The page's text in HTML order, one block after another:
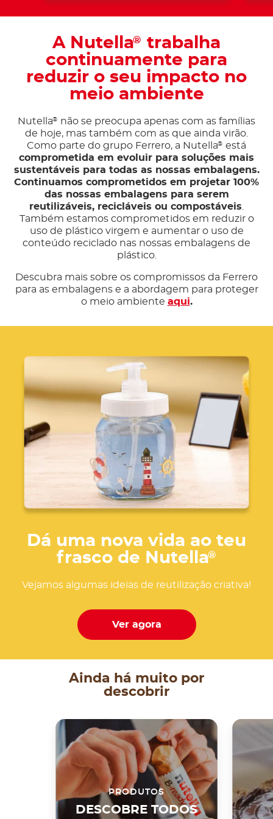
A Nutella®
trabalha
continuamente para
reduzir o seu impacto no
meio ambiente
Nutella® não se preocupa apenas com as famílias
de hoje, mas também com as que ainda virão.
Como parte do grupo Ferrero, a Nutella® está
comprometida em evoluir para soluções mais
sustentáveis ​​para todas as nossas embalagens.
Continuamos comprometidos em projetar 100%
das nossas embalagens para serem
reutilizáveis, recicláveis ​​ou compostáveis
Também estamos comprometidos em reduzir o
uso de plástico virgem e aumentar o uso de
conteúdo reciclado nas nossas embalagens de
plástico.
Descubra mais sobre os compromissos da Ferrero
para as embalagens e a abordagem para proteger
o meio ambiente aqui.
Dá uma nova vida ao teu
frasco de Nutella®
Vejamos algumas ideias de reutilização criativa!
Ver agora
Ainda há muito por
descobrir
PRODUTOS
DESCOBRE TODOS